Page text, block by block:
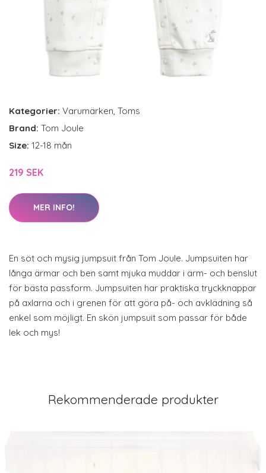
Kategorier: Varumärken Toms
Brand: Tom Joule
Size: 12-18 mån
219 SEK
MER INFO!
En söt och mysig jumpsuit från Tom Joule. Jumpsuiten har
långa ärmar och ben samt mjuka muddar i ärm- och benslut
för bästa passform. Jumpsuiten har praktiska tryckknappar
på axlarna och i grenen för att göra på- och avklädning så
enkel som möjligt. En skön jumpsuit som passar för både
lek och mys!
Rekommenderade produkter